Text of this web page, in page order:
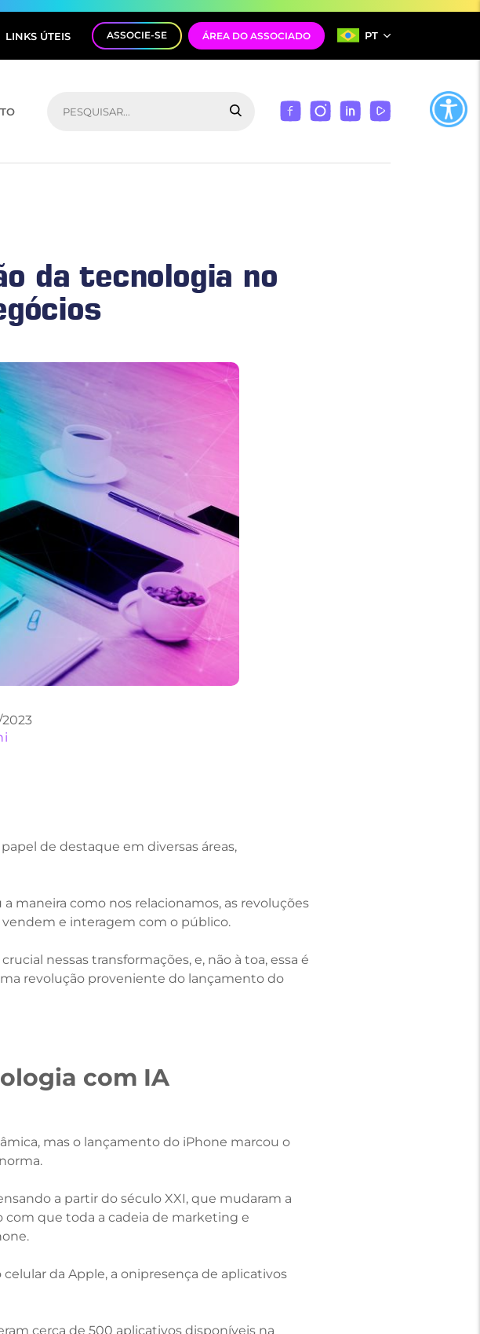
LINKS ÚTEIS ASSOCIE-SE ÁREA DO ASSOCIADO PT
da tecnologia no
de destaque em diversas áreas,
maneira como nos relacionamos, as revoluções
e interagem com o público.
nessas transformações, e, não à toa, essa é
revolução proveniente do lançamento do
com IA
mas o lançamento do iPhone marcou o
a partir do século XXI, que mudaram a
com que toda a cadeia de marketing e
da Apple, a onipresença de aplicativos
cerca de 500 aplicativos disponíveis na